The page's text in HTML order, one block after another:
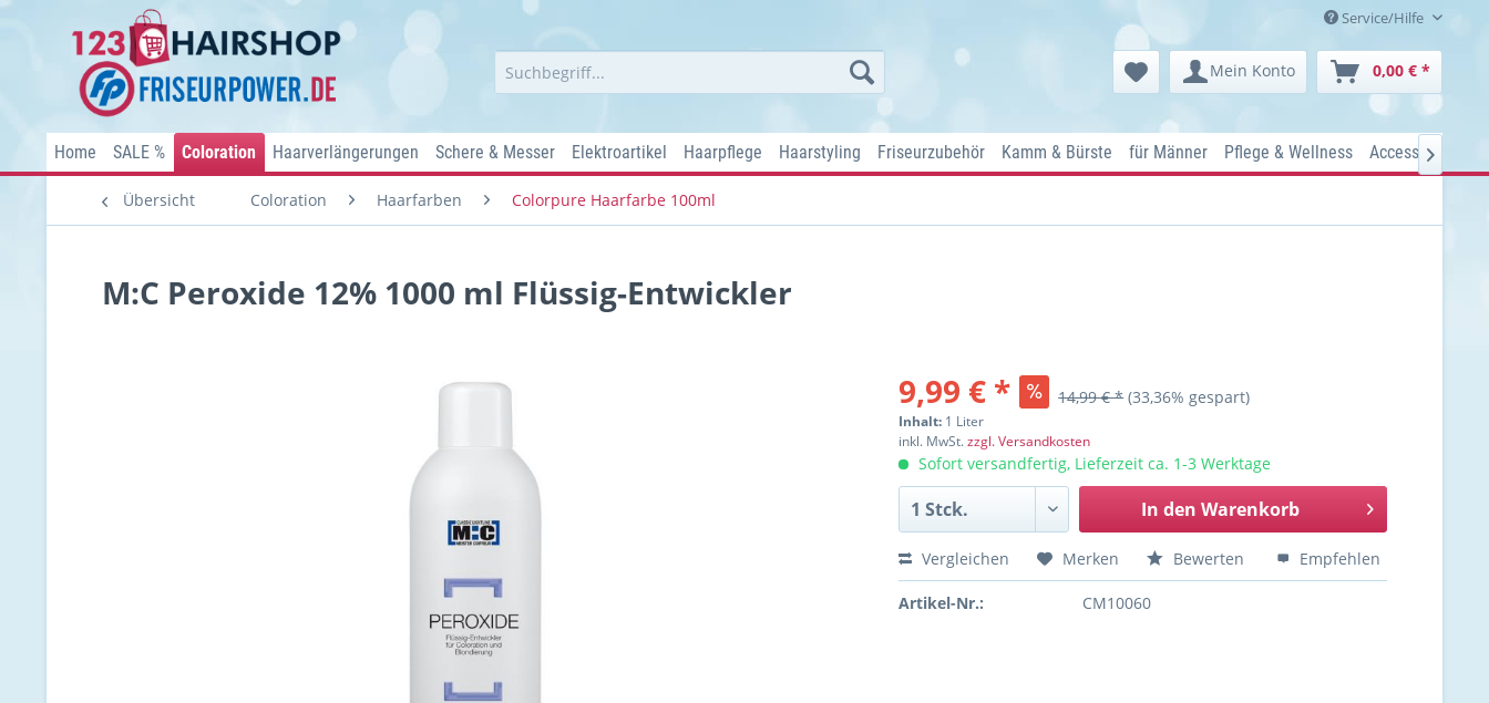
Service/Hilfe
Mein Konto 0,00 € *
Home SALE % Coloration Haarverlängerungen Schere & Messer Elektroartikel Haarpflege Haarstyling Friseurzubehör Kamm & Bürste für Männer Pflege & Wellness Accessoires

Übersicht Coloration Haarfarben Colorpure Haarfarbe 100ml
M:C Peroxide 12% 1000 ml Flüssig-Entwickler
9,99 € * 14,99 € * (33,36% gespart)
Inhalt: 1 Liter
inkl. MwSt.zzgl. Versandkosten
Sofort versandfertig, Lieferzeit ca. 1-3 Werktage
In den Warenkorb
Vergleichen Merken Bewerten Empfehlen
Artikel-Nr.: CM10060